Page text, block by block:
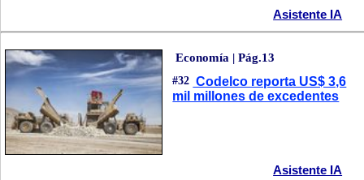
Asistente IA
Economía | Pág.13
#32 Codelco reporta US$ 3,6
mil millones de excedentes
Asistente IA